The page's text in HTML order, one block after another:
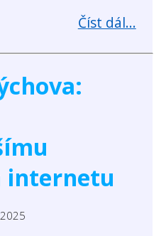
Číst dál...
internetu